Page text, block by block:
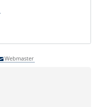
Webmaster